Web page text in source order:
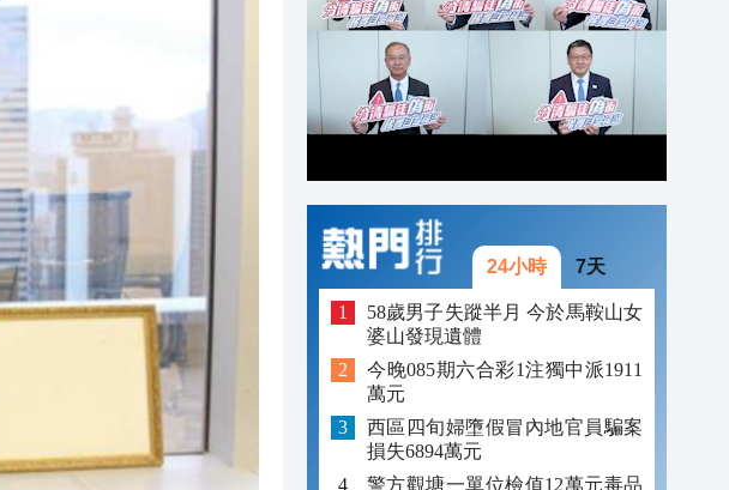
24小時 7天
58歲男子失蹤半月 今於馬鞍山女
婆山發現遺體
今晚085期六合彩1注獨中派1911
萬元
西區四旬婦墮假冒內地官員騙案
損失6894萬元
警方觀塘一單位檢值12萬元毒品